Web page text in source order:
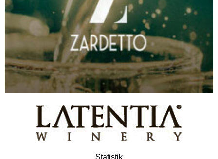
Statistik